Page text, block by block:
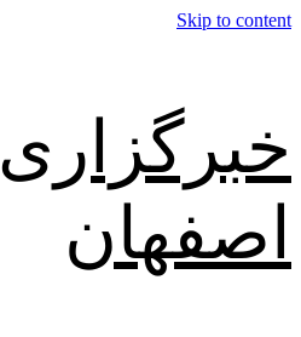
Skip to content
خبرگزاری
اصفهان